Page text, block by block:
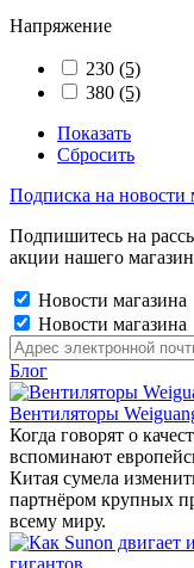
Напряжение
230 (5)
380 (5)
Показать
Сбросить
Подписка на новости
Подпишитесь на
акции нашего
Новости магазина
Новости магазина
Блог
Вентиляторы
Когда говорят о
вспоминают
Китая сумела
партнёром крупных
всему миру.